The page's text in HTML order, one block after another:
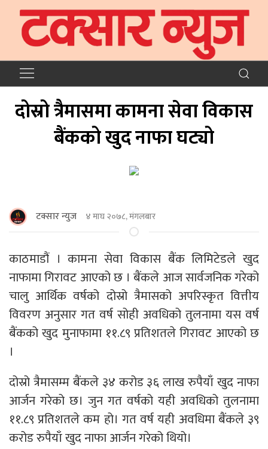
दोस्रो त्रैमासमा कामना सेवा विकास
बैंकको खुद नाफा घट्यो
टक्सार न्युज ४ माघ २०७८, मंगलबार
काठमाडौं । कामना सेवा विकास बैंक लिमिटेडले खुद
नाफामा गिरावट आएको छ । बैंकले आज सार्वजनिक गरेको
चालु आर्थिक वर्षको दोस्रो त्रैमासको अपरिस्कृत वित्तीय
विवरण अनुसार गत वर्ष सोही अवधिको तुलनामा यस वर्ष
बैंकको खुद मुनाफामा ११.८९ प्रतिशतले गिरावट आएको छ
।
दोस्रो त्रैमासम्म बैंकले ३४ करोड ३६ लाख रुपैयाँ खुद नाफा
आर्जन गरेको छ। जुन गत वर्षको यही अवधिको तुलनामा
११.८९ प्रतिशतले कम हो। गत वर्ष यही अवधिमा बैंकले ३९
करोड रुपैयाँ खुद नाफा आर्जन गरेको थियो।